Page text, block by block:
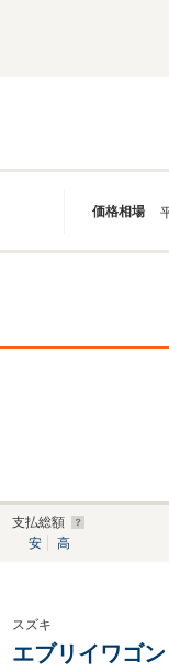
価格相場
支払総額
安
高
スズキ
エブリイワゴ